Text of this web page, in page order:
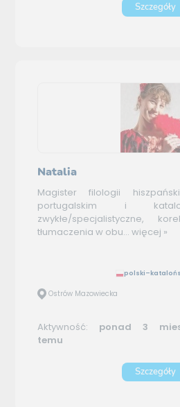
Szczegóły
Natalia
Magister filologii
portugalskim i
zwykłe/specjalistyczne,
tłumaczenia w obu... więcej »
Ostrów Mazowiecka
Aktywność: ponad 3
temu
Szczegóły